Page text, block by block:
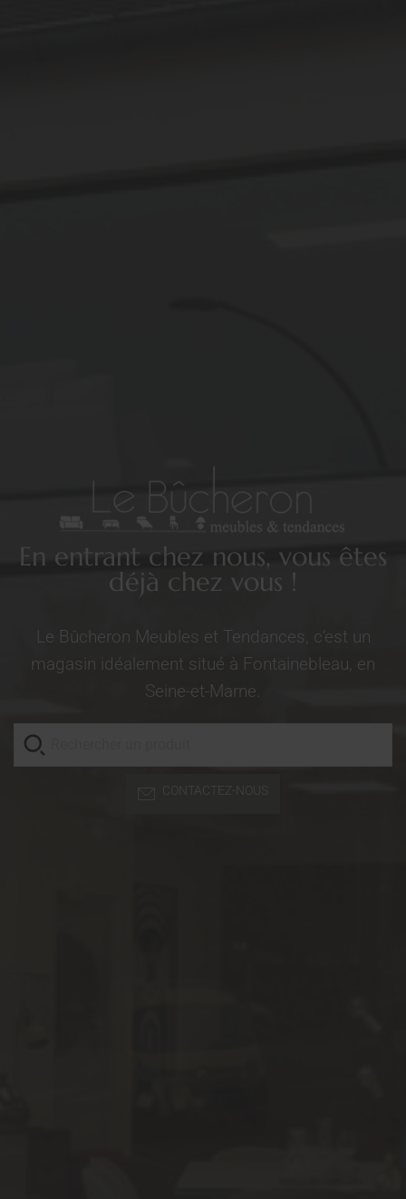
En entrant chez nous, vous êtes
déjà chez vous !
Le Bûcheron Meubles et Tendances, c’est un
magasin idéalement situé à Fontainebleau, en
Seine-et-Marne.
CONTACTEZ-NOUS